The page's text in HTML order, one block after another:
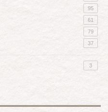
95
61
79
37
3